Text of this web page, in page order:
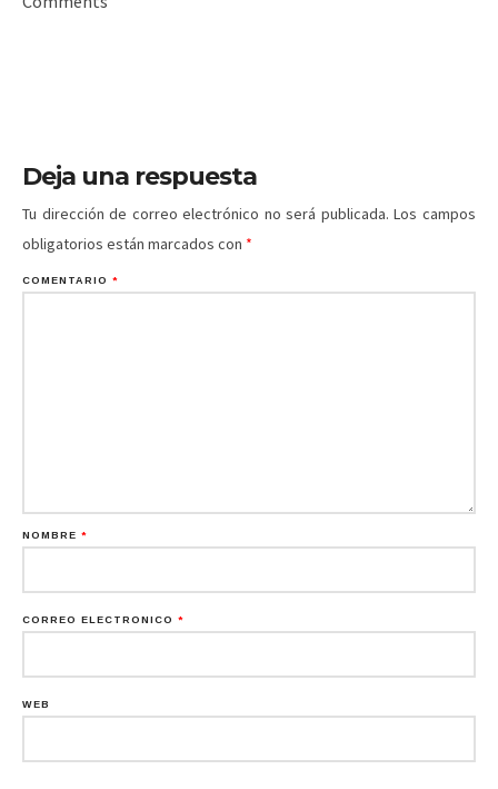
Deja una respuesta
Tu dirección de correo electrónico no será publicada. Los campos
obligatorios están marcados con *
COMENTARIO *
NOMBRE *
CORREO ELECTRÓNICO *
WEB